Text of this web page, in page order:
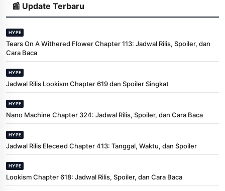
📰 Update Terbaru
HYPE
Tears On A Withered Flower Chapter 113: Jadwal Rilis, Spoiler, dan
Cara Baca
HYPE
Jadwal Rilis Lookism Chapter 619 dan Spoiler Singkat
HYPE
Nano Machine Chapter 324: Jadwal Rilis, Spoiler, dan Cara Baca
HYPE
Jadwal Rilis Eleceed Chapter 413: Tanggal, Waktu, dan Spoiler
HYPE
Lookism Chapter 618: Jadwal Rilis, Spoiler, dan Cara Baca